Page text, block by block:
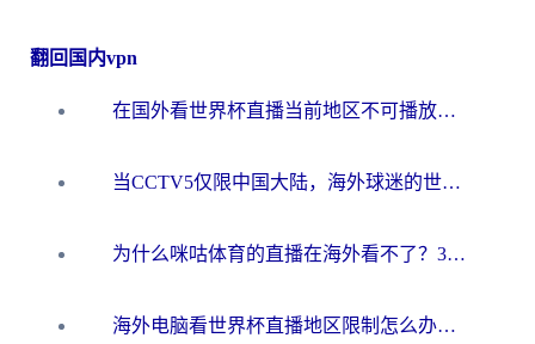
翻回国内vpn
在国外看世界杯直播当前地区不可播放？海外党必看的回国加速全攻略
当CCTV5仅限中国大陆，海外球迷的世界杯狂欢如何继续？
为什么咪咕体育的直播在海外看不了？3步解决海外看世界杯+抖音地区限制难题
海外电脑看世界杯直播地区限制怎么办？你需要一个聪明的加速器